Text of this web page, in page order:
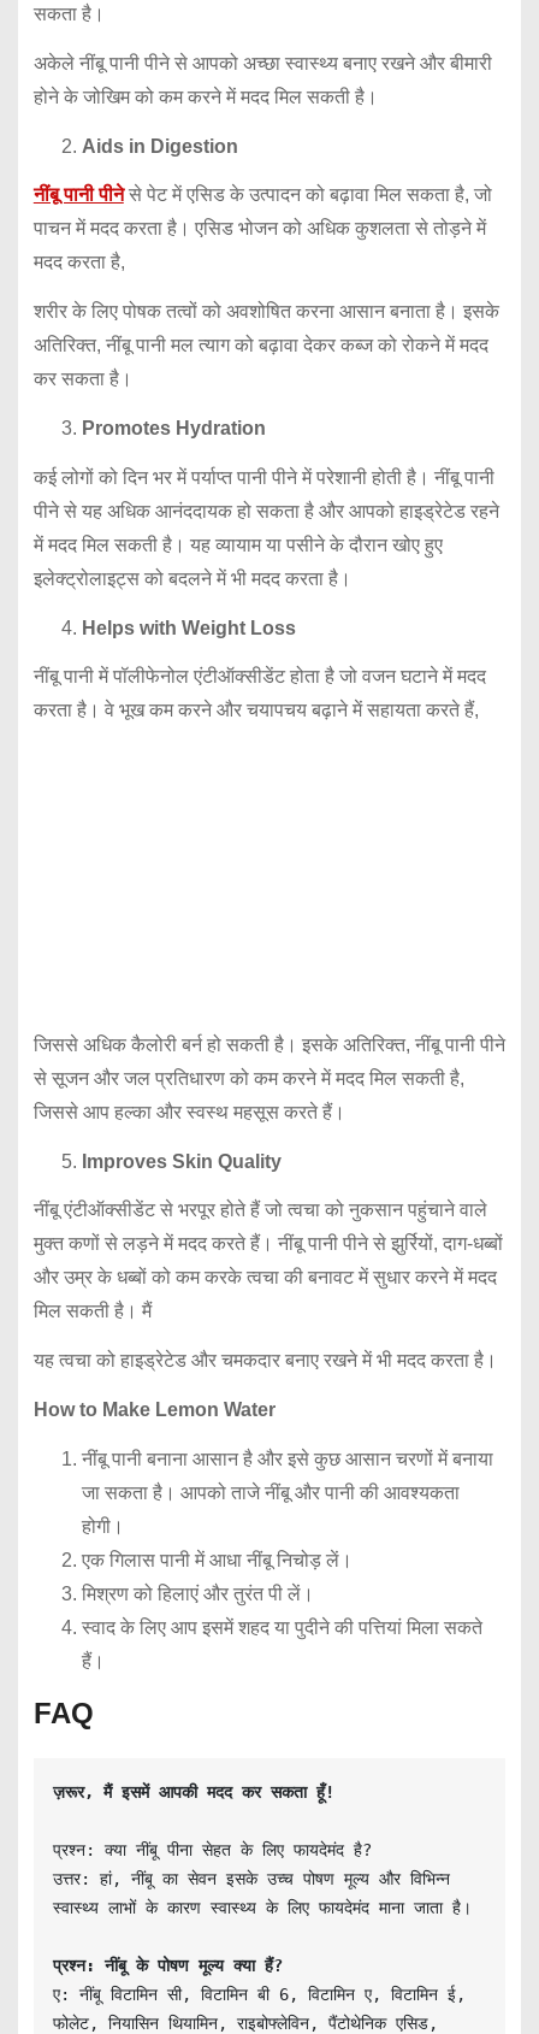
सकता है।
अकेले नींबू पानी पीने से आपको अच्छा स्वास्थ्य बनाए रखने और बीमारी
होने के जोखिम को कम करने में मदद मिल सकती है।
Aids in Digestion
नींबू पानी पीनेसे पेट में एसिड के उत्पादन को बढ़ावा मिल सकता है, जो
पाचन में मदद करता है। एसिड भोजन को अधिक कुशलता से तोड़ने में
मदद करता है,
शरीर के लिए पोषक तत्वों को अवशोषित करना आसान बनाता है। इसके
अतिरिक्त, नींबू पानी मल त्याग को बढ़ावा देकर कब्ज को रोकने में मदद
कर सकता है।
Promotes Hydration
कई लोगों को दिन भर में पर्याप्त पानी पीने में परेशानी होती है। नींबू पानी
पीने से यह अधिक आनंददायक हो सकता है और आपको हाइड्रेटेड रहने
में मदद मिल सकती है। यह व्यायाम या पसीने के दौरान खोए हुए
इलेक्ट्रोलाइट्स को बदलने में भी मदद करता है।
Helps with Weight Loss
नींबू पानी में पॉलीफेनोल एंटीऑक्सीडेंट होता है जो वजन घटाने में मदद
करता है। वे भूख कम करने और चयापचय बढ़ाने में सहायता करते हैं,
जिससे अधिक कैलोरी बर्न हो सकती है। इसके अतिरिक्त, नींबू पानी पीने
से सूजन और जल प्रतिधारण को कम करने में मदद मिल सकती है,
जिससे आप हल्का और स्वस्थ महसूस करते हैं।
Improves Skin Quality
नींबू एंटीऑक्सीडेंट से भरपूर होते हैं जो त्वचा को नुकसान पहुंचाने वाले
मुक्त कणों से लड़ने में मदद करते हैं। नींबू पानी पीने से झुर्रियों, दाग-धब्बों
और उम्र के धब्बों को कम करके त्वचा की बनावट में सुधार करने में मदद
मिल सकती है। मैं
यह त्वचा को हाइड्रेटेड और चमकदार बनाए रखने में भी मदद करता है।
How to Make Lemon Water
नींबू पानी बनाना आसान है और इसे कुछ आसान चरणों में बनाया
जा सकता है। आपको ताजे नींबू और पानी की आवश्यकता
होगी।
एक गिलास पानी में आधा नींबू निचोड़ लें।
मिश्रण को हिलाएं और तुरंत पी लें।
स्वाद के लिए आप इसमें शहद या पुदीने की पत्तियां मिला सकते
हैं।
FAQ
ज़रूर, मैं इसमें आपकी मदद कर सकता हूँ!
प्रश्न: क्या नींबू पीना सेहत के लिए फायदेमंद है?
उत्तर: हां, नींबू का सेवन इसके उच्च पोषण मूल्य और विभिन्न
स्वास्थ्य लाभों के कारण स्वास्थ्य के लिए फायदेमंद माना जाता है।
प्रश्न: नींबू के पोषण मूल्य क्या हैं?
ए: नींबू विटामिन सी, विटामिन बी 6, विटामिन ए, विटामिन ई,
फोलेट, नियासिन थियामिन, राइबोफ्लेविन, पैंटोथेनिक एसिड,